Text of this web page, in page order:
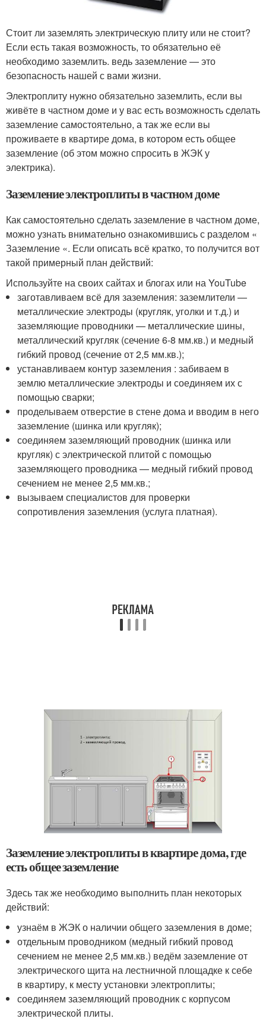
Стоит ли заземлять электрическую плиту или не стоит?
Если есть такая возможность, то обязательно её
необходимо заземлить. ведь заземление — это
безопасность нашей с вами жизни.
Электроплиту нужно обязательно заземлить, если вы
живёте в частном доме и у вас есть возможность сделать
заземление самостоятельно, а так же если вы
проживаете в квартире дома, в котором есть общее
заземление (об этом можно спросить в ЖЭК у
электрика).
Заземление электроплиты в частном доме
Как самостоятельно сделать заземление в частном доме,
можно узнать внимательно ознакомившись с разделом «
Заземление «. Если описать всё кратко, то получится вот
такой примерный план действий:
Используйте на своих сайтах и блогах или на YouTube
заготавливаем всё для заземления: заземлители —
металлические электроды (кругляк, уголки и т.д.) и
заземляющие проводники — металлические шины,
металлический кругляк (сечение 6-8 мм.кв.) и медный
гибкий провод (сечение от 2,5 мм.кв.);
устанавливаем контур заземления : забиваем в
землю металлические электроды и соединяем их с
помощью сварки;
проделываем отверстие в стене дома и вводим в него
заземление (шинка или кругляк);
соединяем заземляющий проводник (шинка или
кругляк) с электрической плитой с помощью
заземляющего проводника — медный гибкий провод
сечением не менее 2,5 мм.кв.;
вызываем специалистов для проверки
сопротивления заземления (услуга платная).
Заземление электроплиты в квартире дома, где
есть общее заземление
Здесь так же необходимо выполнить план некоторых
действий:
узнаём в ЖЭК о наличии общего заземления в доме;
отдельным проводником (медный гибкий провод
сечением не менее 2,5 мм.кв.) ведём заземление от
электрического щита на лестничной площадке к себе
в квартиру, к месту установки электроплиты;
соединяем заземляющий проводник с корпусом
электрической плиты.